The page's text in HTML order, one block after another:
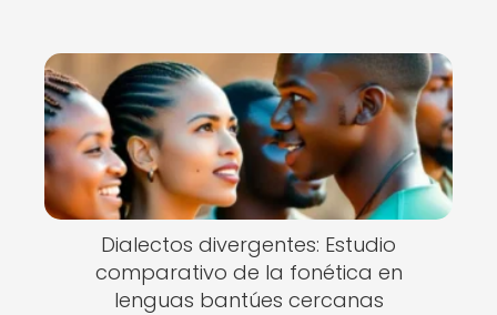
Dialectos divergentes: Estudio
comparativo de la fonética en
lenguas bantúes cercanas